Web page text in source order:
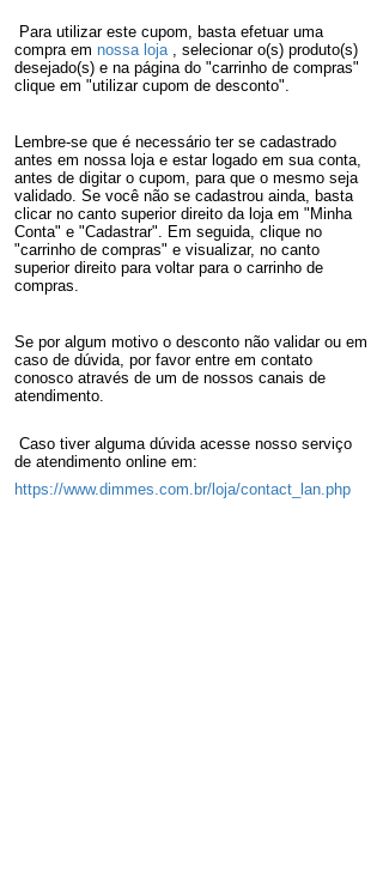
Para utilizar este cupom, basta efetuar uma
compra em nossa loja, selecionar o(s) produto(s)
desejado(s) e na página do "carrinho de compras"
clique em "utilizar cupom de desconto".
Lembre-se que é necessário ter se cadastrado
antes em nossa loja e estar logado em sua conta,
antes de digitar o cupom, para que o mesmo seja
validado. Se você não se cadastrou ainda, basta
clicar no canto superior direito da loja em "Minha
Conta" e "Cadastrar". Em seguida, clique no
"carrinho de compras" e visualizar, no canto
superior direito para voltar para o carrinho de
compras.
Se por algum motivo o desconto não validar ou em
caso de dúvida, por favor entre em contato
conosco através de um de nossos canais de
atendimento.
Caso tiver alguma dúvida acesse nosso serviço
de atendimento online em:
https://www.dimmes.com.br/loja/contact_lan.php